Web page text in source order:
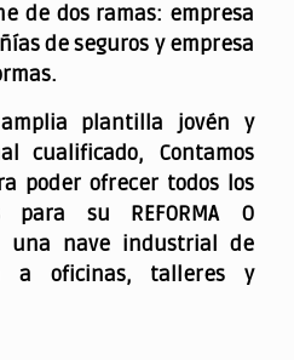
de dos ramas: empresa
de seguros y empresa
plantilla jovén y
cualificado, Contamos
poder ofrecer todos los
para su REFORMA O
una nave industrial de
a oficinas, talleres y